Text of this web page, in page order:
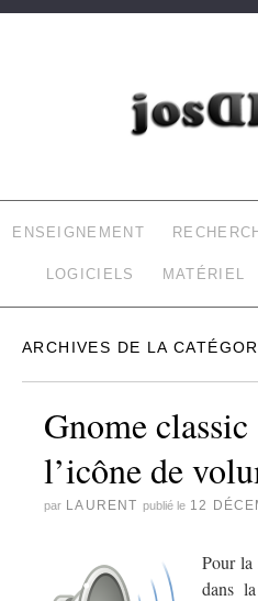
ENSEIGNEMENT
LOGICIELS MATÉRIEL
ARCHIVES DE LA
Gnome
l’icône de
par LAURENT publié le 12
Pour la
dans